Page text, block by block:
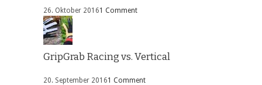
26. Oktober 20161 Comment
GripGrab Racing vs. Vertical
20. September 20161 Comment